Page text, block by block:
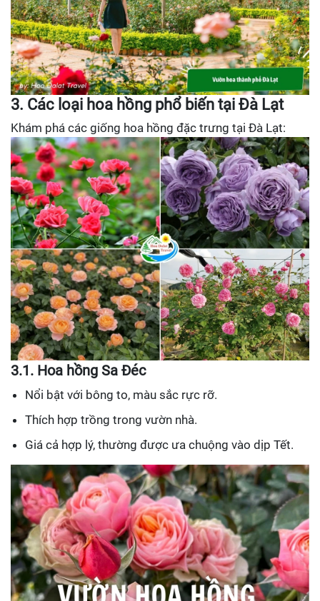
3. Các loại hoa hồng phổ biến tại Đà Lạt
Khám phá các giống hoa hồng đặc trưng tại Đà Lạt:
3.1. Hoa hồng Sa Đéc
Nổi bật với bông to, màu sắc rực rỡ.
Thích hợp trồng trong vườn nhà.
Giá cả hợp lý, thường được ưa chuộng vào dịp Tết.